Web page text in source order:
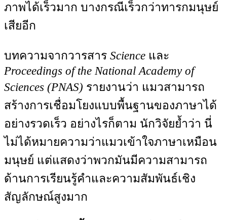
ภาพได้เร็วมาก บางกรณีเร็วกว่าทารกมนุษย์
เสียอีก
บทความจากวารสาร Science และ
Proceedings of the National Academy of
Sciences (PNAS) รายงานว่า แมวสามารถ
สร้างการเชื่อมโยงแบบพื้นฐานของภาษาได้
อย่างรวดเร็ว อย่างไรก็ตาม นักวิจัยย้ำว่า นี่
ไม่ได้หมายความว่าแมวเข้าใจภาษาเหมือน
มนุษย์ แต่แสดงว่าพวกมันมีความสามารถ
ด้านการเรียนรู้คำและความสัมพันธ์เชิง
สัญลักษณ์สูงมาก